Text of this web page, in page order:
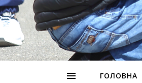
ГОЛОВНА